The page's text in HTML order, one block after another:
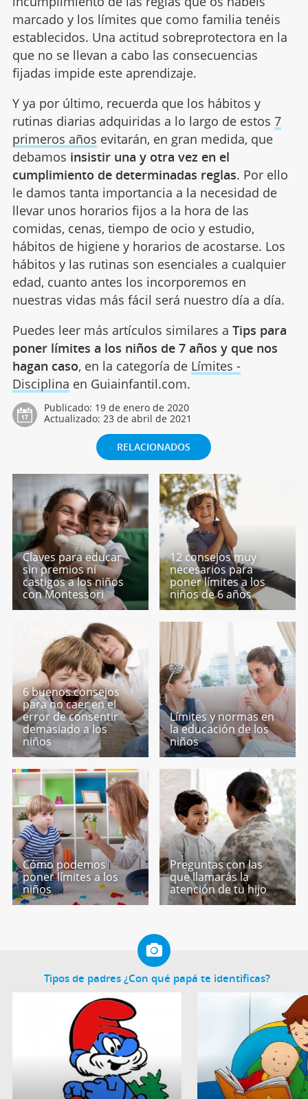
marcado y los límites que como familia tenéis
establecidos. Una actitud sobreprotectora en la
que no se llevan a cabo las consecuencias
fijadas impide este aprendizaje.
Y ya por último, recuerda que los hábitos y
rutinas diarias adquiridas a lo largo de estos 7
primeros años evitarán, en gran medida, que
debamos insistir una y otra vez en el
cumplimiento de determinadas reglas. Por ello
le damos tanta importancia a la necesidad de
llevar unos horarios fijos a la hora de las
comidas, cenas, tiempo de ocio y estudio,
hábitos de higiene y horarios de acostarse. Los
hábitos y las rutinas son esenciales a cualquier
edad, cuanto antes los incorporemos en
nuestras vidas más fácil será nuestro día a día.
Puedes leer más artículos similares a Tips para
poner límites a los niños de 7 años y que nos
hagan caso, en la categoría de Límites -
Disciplina en Guiainfantil.com.
Publicado: 19 de enero de 2020
Actualizado: 23 de abril de 2021
RELACIONADOS
Claves para educar
sin premios ni
castigos a los niños
con Montessori
12 consejos muy
necesarios para
poner límites a los
niños de 6 años
6 buenos consejos
para no caer en el
error de consentir
demasiado a los
niños
Límites y normas en
la educación de los
niños
Cómo podemos
poner límites a los
niños
Preguntas con las
que llamarás la
atención de tu hijo
Tipos de padres ¿Con qué papá te identificas?